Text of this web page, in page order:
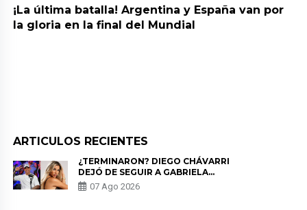
¡La última batalla! Argentina y España van por
la gloria en la final del Mundial
ARTICULOS RECIENTES
¿TERMINARON? DIEGO CHÁVARRI
DEJÓ DE SEGUIR A GABRIELA
HERRERA Y ANUNCIA SU SALIDA
DE PÓDCAST
07 Ago 2026